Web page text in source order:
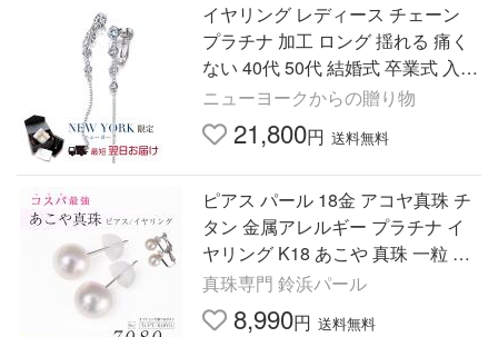
イヤリング レディース チェーン
プラチナ 加工 ロング 揺れる 痛く
ない 40代 50代 結婚式 卒業式 入学
式
ニューヨークからの贈り物
21,800円 送料無料
ピアス パール 18金 アコヤ真珠 チ
タン 金属アレルギー プラチナ イ
ヤリング K18 あこや 真珠 一粒 人
気 冠婚葬祭 フォーマル レディー
ス
真珠専門 鈴浜パール
8,990円 送料無料